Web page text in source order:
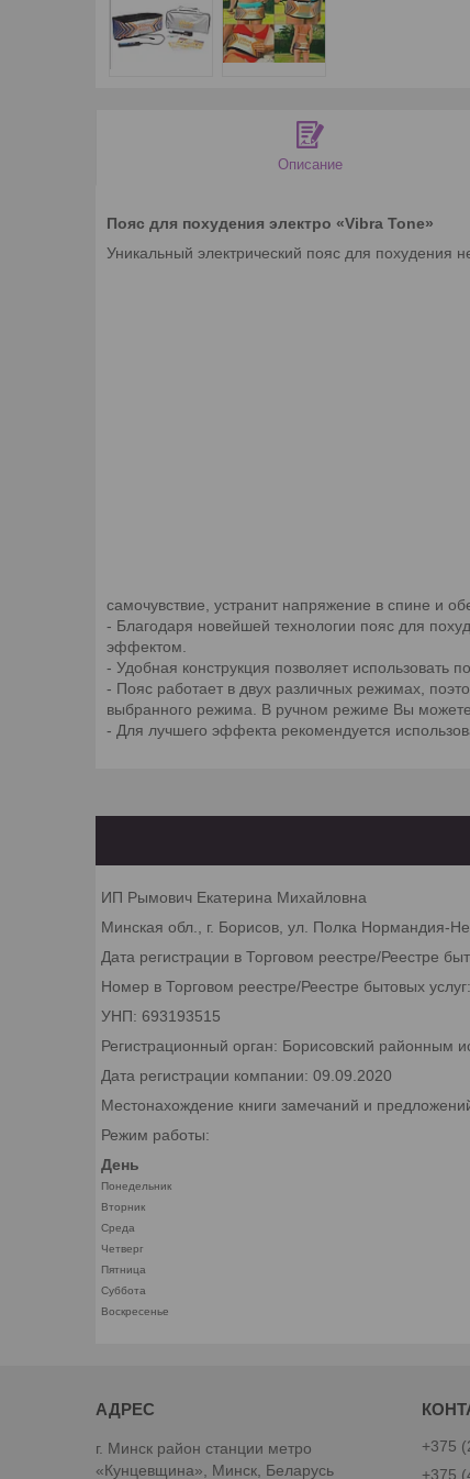
Описание
Пояс для похудения электро «Vibra Tone»
Уникальный электрический пояс для
самочувствие, устранит напряжение в спине и
- Благодаря новейшей технологии пояс для
эффектом.
- Удобная конструкция позволяет использовать
- Пояс работает в двух различных режимах,
выбранного режима. В ручном режиме Вы можете
- Для лучшего эффекта рекомендуется
ИП Рымович Екатерина Михайловна
Минская обл., г. Борисов, ул. Полка Нормандия-
Дата регистрации в Торговом реестре/Реестре
Номер в Торговом реестре/Реестре бытовых
УНП: 693193515
Регистрационный орган: Борисовский районным
Дата регистрации компании: 09.09.2020
Местонахождение книги замечаний и
Режим работы:
День
Понедельник
Вторник
Среда
Четверг
Пятница
Суббота
Воскресенье
г. Минск район станции метро
«Кунцевщина», Минск, Беларусь
+375
+375